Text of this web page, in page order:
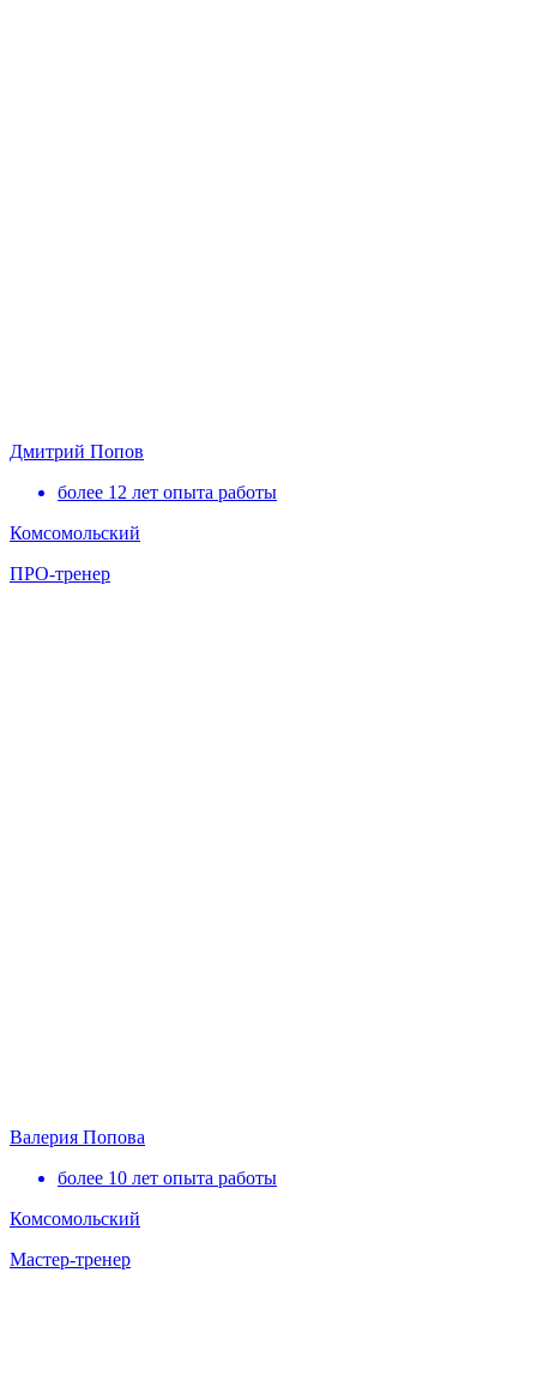
Дмитрий Попов
более 12 лет опыта работы
Комсомольский
ПРО-тренер
Валерия Попова
более 10 лет опыта работы
Комсомольский
Мастер-тренер